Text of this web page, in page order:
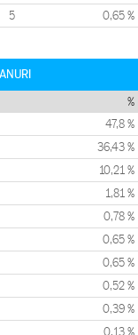
5 0,65 %
%
47,8 %
36,43 %
10,21 %
1,81 %
0,78 %
0,65 %
0,65 %
0,52 %
0,39 %
0,13 %